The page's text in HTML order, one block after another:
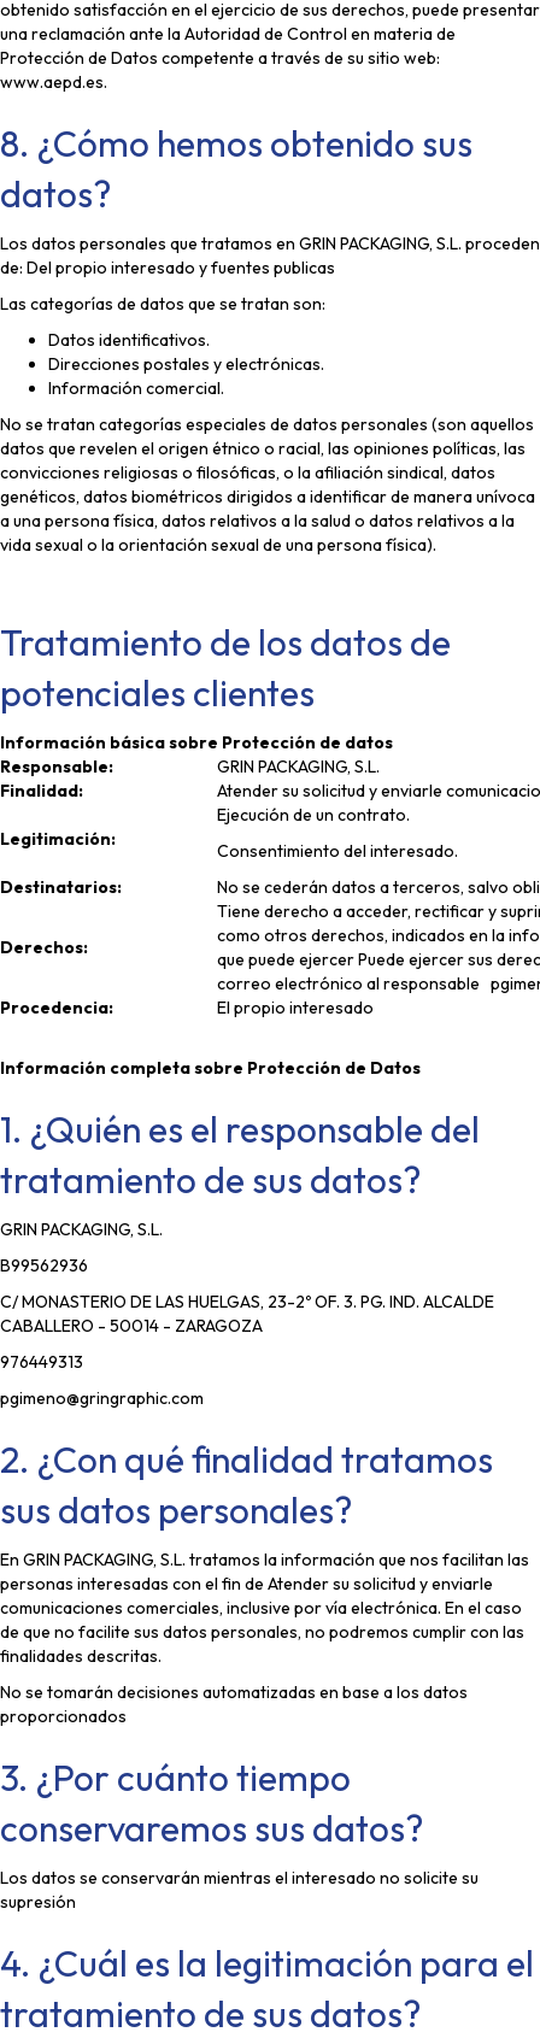
obtenido satisfacción en el ejercicio de sus derechos, puede presentar
una reclamación ante la Autoridad de Control en materia de
Protección de Datos competente a través de su sitio web:
www.aepd.es.
8. ¿Cómo hemos obtenido sus
datos?
Los datos personales que tratamos en GRIN PACKAGING, S.L. proceden
de: Del propio interesado y fuentes publicas
Las categorías de datos que se tratan son:
Datos identificativos.
Direcciones postales y electrónicas.
Información comercial.
No se tratan categorías especiales de datos personales (son aquellos
datos que revelen el origen étnico o racial, las opiniones políticas, las
convicciones religiosas o filosóficas, o la afiliación sindical, datos
genéticos, datos biométricos dirigidos a identificar de manera unívoca
a una persona física, datos relativos a la salud o datos relativos a la
vida sexual o la orientación sexual de una persona física).
Tratamiento de los datos de
potenciales clientes
Información básica sobre Protección de datos
Responsable:
GRIN PACKAGING, S.L.
Finalidad:
Atender su solicitud y enviarle
Legitimación:
Ejecución de un contrato.
Consentimiento del interesado.
Destinatarios:
No se cederán datos a terceros, salvo
Derechos:
Tiene derecho a acceder, rectificar y
como otros derechos, indicados en la
que puede ejercer Puede ejercer sus
correo electrónico al responsable
Procedencia:
El propio interesado
Información completa sobre Protección de Datos
1. ¿Quién es el responsable del
tratamiento de sus datos?
GRIN PACKAGING, S.L.
B99562936
C/ MONASTERIO DE LAS HUELGAS, 23-2º OF. 3. PG. IND. ALCALDE
CABALLERO - 50014 - ZARAGOZA
976449313
pgimeno@gringraphic.com
2. ¿Con qué finalidad tratamos
sus datos personales?
En GRIN PACKAGING, S.L. tratamos la información que nos facilitan las
personas interesadas con el fin de Atender su solicitud y enviarle
comunicaciones comerciales, inclusive por vía electrónica. En el caso
de que no facilite sus datos personales, no podremos cumplir con las
finalidades descritas.
No se tomarán decisiones automatizadas en base a los datos
proporcionados
3. ¿Por cuánto tiempo
conservaremos sus datos?
Los datos se conservarán mientras el interesado no solicite su
supresión
4. ¿Cuál es la legitimación para el
tratamiento de sus datos?